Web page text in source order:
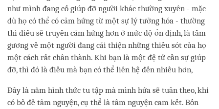
như mình đang cố giúp đỡ người khác thường xuyên - mặc
dù họ có thể có cảm hứng từ một sự lý tưởng hóa - thường
thì điều sẽ truyền cảm hứng hơn ở mức độ ổn định, là tấm
gương về một người đang cải thiện những thiếu sót của họ
một cách rất chân thành. Khi bạn là một đệ tử cần sự giúp
đỡ, thì đó là điều mà bạn có thể liên hệ đến nhiều hơn,
Đây là năm hình thức tu tập mà mình hứa sẽ tuân theo, khi
có bồ đề tâm nguyện, cụ thể là tâm nguyện cam kết. Bốn